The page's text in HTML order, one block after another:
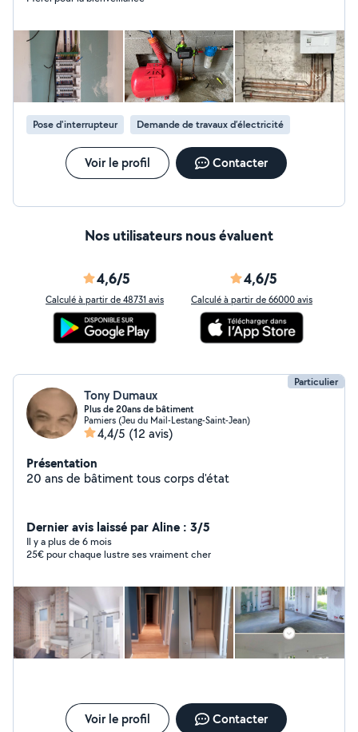
Pose d'interrupteur Demande de travaux d’électricité
Voir le profil Contacter
Nos utilisateurs nous évaluent
4,6/5
Calculé à partir de 48731 avis
4,6/5
Calculé à partir de 66000 avis
Particulier
Tony Dumaux
Plus de 20ans de bâtiment
Pamiers (Jeu du Mail-Lestang-Saint-Jean)
4,4/5 (12 avis)
Présentation
20 ans de bâtiment tous corps d'état
Dernier avis laissé par Aline : 3/5
Il y a plus de 6 mois
25€ pour chaque lustre ses vraiment cher
Voir le profil Contacter